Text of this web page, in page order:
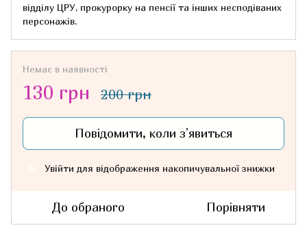
відділу ЦРУ, прокурорку на пенсії та інших несподіваних
персонажів.
Немає в наявності
130 грн 200 грн
Повідомити, коли з'явиться
Увійти для відображення накопичувальної знижки
До обраного Порівняти